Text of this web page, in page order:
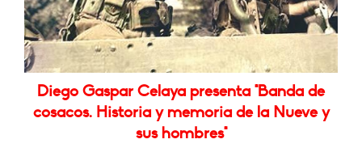
Diego Gaspar Celaya presenta "Banda de
cosacos. Historia y memoria de la Nueve y
sus hombres"